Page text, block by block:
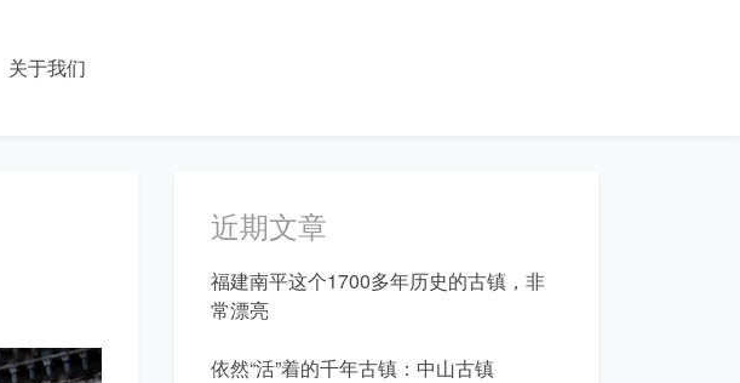
关于我们
近期文章
福建南平这个1700多年历史的古镇，非
常漂亮
依然“活”着的千年古镇：中山古镇